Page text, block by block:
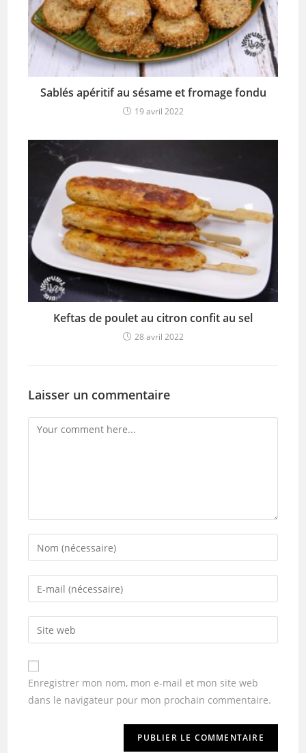
Sablés apéritif au sésame et fromage fondu
19 avril 2022
Keftas de poulet au citron confit au sel
28 avril 2022
Laisser un commentaire
Enregistrer mon nom, mon e-mail et mon site web
dans le navigateur pour mon prochain commentaire.